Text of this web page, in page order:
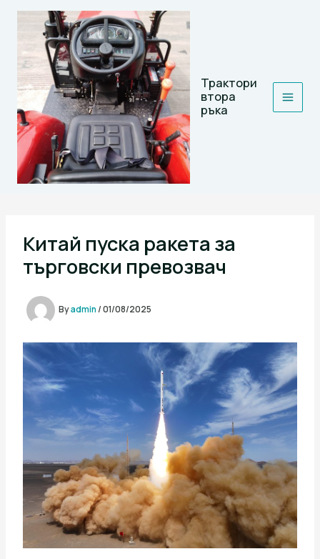
Skip
Трактори
втора
ръка
Китай пуска ракета за
търговски превозвач
Byadmin/01/08/2025